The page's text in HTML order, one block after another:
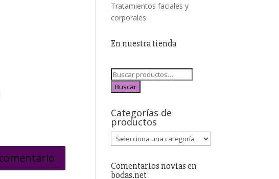
Tratamientos faciales y
corporales
En nuestra tienda
Buscar
Categorías de
productos
Comentarios novias en
bodas.net